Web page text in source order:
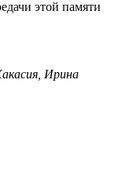
этой памяти
Ирина